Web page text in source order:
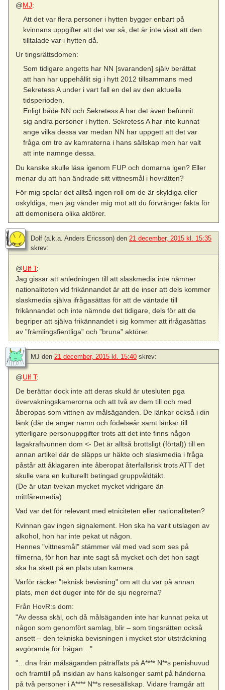
@MJ:
Att det var flera personer i hytten bygger enbart på
kvinnans uppgifter att det var så, det är inte visat att den
tilltalade var i hytten då.
Ur tingsrättsdomen:
Som tidigare angetts har NN [svaranden] själv berättat
att han har uppehållit sig i hytt 2012 tillsammans med
Sekretess A under i vart fall en del av den aktuella
tidsperioden.
Enligt både NN och Sekretess A har det även befunnit
sig andra personer i hytten. Sekretess A har inte kunnat
ange vilka dessa var medan NN har uppgett att det var
fråga om tre av kamraterna i hans sällskap men har valt
att inte namnge dessa.
Du kanske skulle läsa igenom FUP och domarna igen? Eller
menar du att han ändrade sitt vittnesmål i hovrätten?
För mig spelar det alltså ingen roll om de är skyldiga eller
oskyldiga, men jag vänder mig mot att du förvränger fakta för
att demonisera olika aktörer.
Dolf (a.k.a. Anders Ericsson) den 21 december, 2015 kl. 15:35
skrev:
@Ulf T:
Jag gissar att anledningen till att slaskmedia inte nämner
nationaliteten vid frikännandet är att de inser att dels kommer
slaskmedia själva ifrågasättas för att de väntade till
frikännandet och inte nämnde det tidigare, dels för att de
begriper att själva frikännandet i sig kommer att ifrågasättas
av ”främlingsfientliga” och ”bruna” aktörer.
MJ den 21 december, 2015 kl. 15:40 skrev:
@Ulf T:
De berättar dock inte att deras skuld är utesluten pga
övervakningskamerorna och att två av dem till och med
åberopas som vittnen av målsäganden. De länkar också i din
länk (där de anger namn och födelseår samt länkar till
ytterligare personuppgifter trots att det inte finns någon
lagakraftvunnen dom <- Det är alltså brottsligt (förtal)) till en
annan artikel där de släpps ur häkte och slaskmedia i fråga
påstår att åklagaren inte åberopat återfallsrisk trots ATT det
skulle vara en kulturellt betingad gruppvåldtäkt.
(De är utan tvekan mycket mycket vidrigare än
mittfåremedia)
Vad var det för relevant med etniciteten eller nationaliteten?
Kvinnan gav ingen signalement. Hon ska ha varit utslagen av
alkohol, hon har inte pekat ut någon.
Hennes "vittnesmål" stämmer väl med vad som ses på
filmerna, för hon har inte sagt så mycket och det hon sagt
ska ha skett på en plats utan kamera.
Varför räcker "teknisk bevisning" om att du var på annan
plats, men det duger inte för de sju negrerna?
Från HovR:s dom:
"Av dessa skäl, och då målsäganden inte har kunnat peka ut
någon som genomfört samlag, blir – som tingsrätten också
ansett – den tekniska bevisningen i mycket stor utsträckning
avgörande för frågan…"
"…dna från målsäganden påträffats på A**** N**s penishuvud
och framtill på insidan av hans kalsonger samt på händerna
på två personer i A**** N**s resesällskap. Vidare framgår att